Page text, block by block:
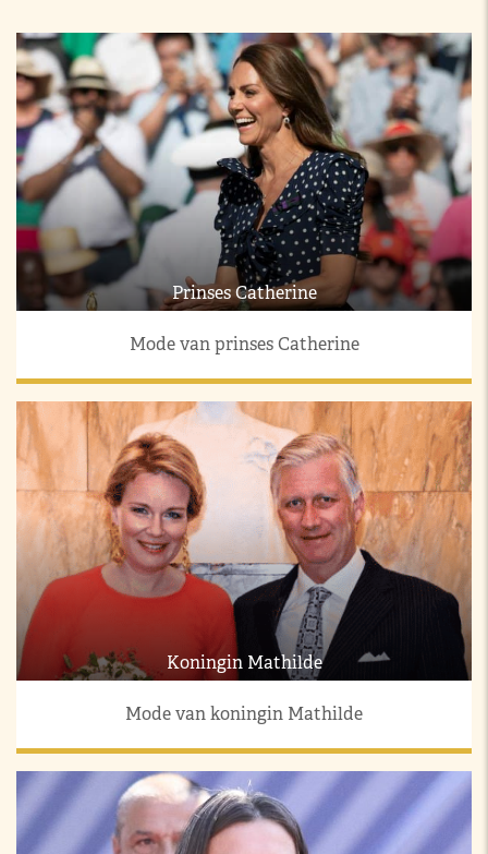
Prinses Catherine
Mode van prinses Catherine
Koningin Mathilde
Mode van koningin Mathilde